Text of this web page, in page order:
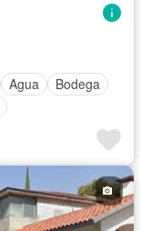
Agua
Bodega